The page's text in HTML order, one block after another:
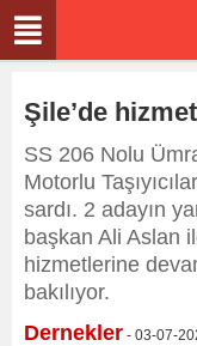
Şile’de
SS 206 Nolu
Motorlu
sardı. 2 adayın
başkan Ali Aslan
hizmetlerine
bakılıyor.
Dernekler - 03-07-